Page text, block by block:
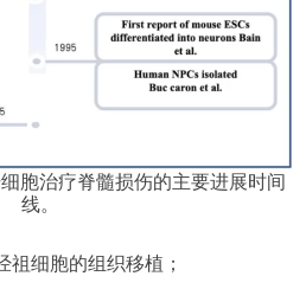
胞治疗脊髓损伤的主要进展时间
线。
细胞的组织移植；